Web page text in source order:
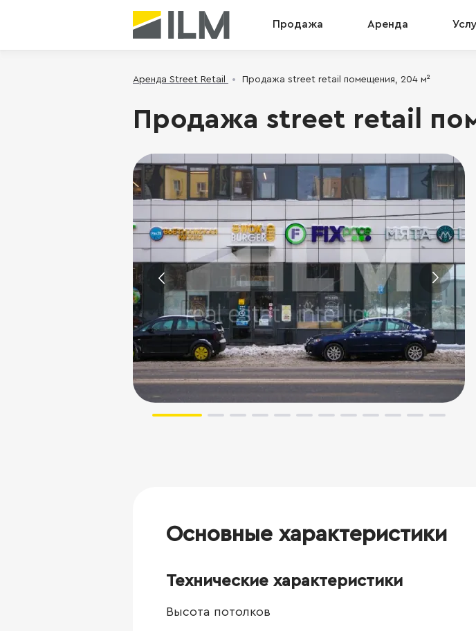
Продажа Аренда
Аренда Street Retail Продажа street retail помещения, 204 м²
Продажа street retail
Основные характеристики
Технические характеристики
Высота потолков